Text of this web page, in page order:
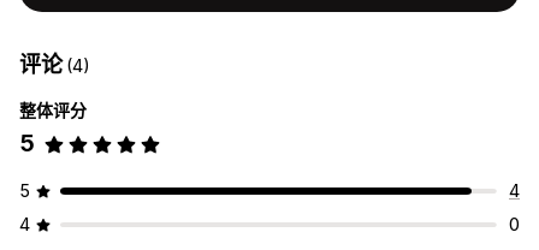
评论(4)
整体评分
5
5
4
4
0